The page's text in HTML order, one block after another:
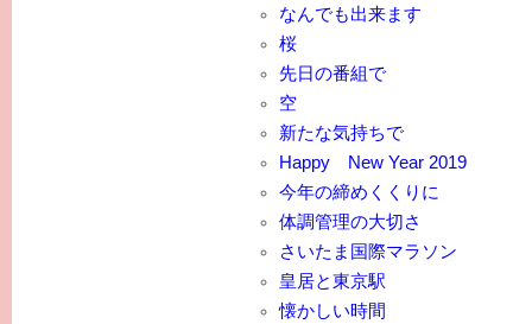
なんでも出来ます
桜
先日の番組で
空
新たな気持ちで
Happy New Year 2019
今年の締めくくりに
体調管理の大切さ
さいたま国際マラソン
皇居と東京駅
懐かしい時間